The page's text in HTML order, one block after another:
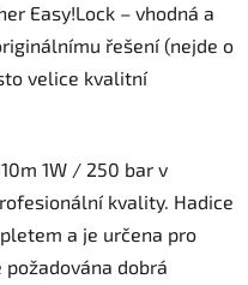
Easy!Lock – vhodná a
řešení (nejde o
velice kvalitní
1W / 250 bar v
kvality. Hadice
a je určena pro
dobrá